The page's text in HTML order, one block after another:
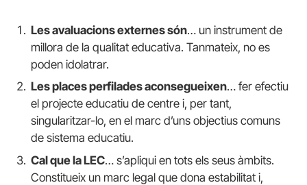
Les avaluacions externes són… un instrument de
millora de la qualitat educativa. Tanmateix, no es
poden idolatrar.
Les places perfilades aconsegueixen… fer efectiu
el projecte educatiu de centre i, per tant,
singularitzar-lo, en el marc d’uns objectius comuns
de sistema educatiu.
Cal que la LEC… s’apliqui en tots els seus àmbits.
Constitueix un marc legal que dona estabilitat i,